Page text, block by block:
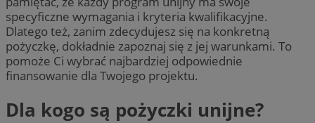
specyficzne wymagania i kryteria kwalifikacyjne.
Dlatego też, zanim zdecydujesz się na konkretną
pożyczkę, dokładnie zapoznaj się z jej warunkami. To
pomoże Ci wybrać najbardziej odpowiednie
finansowanie dla Twojego projektu.
Dla kogo są pożyczki unijne?